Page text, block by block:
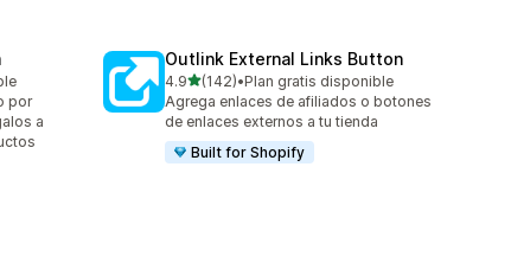
por
a
Outlink External Links Button
4.9de 5 estrellas
(142)
142 reseñas en total
•Plan gratis disponible
Agrega enlaces de afiliados o botones
de enlaces externos a tu tienda
Built for Shopify